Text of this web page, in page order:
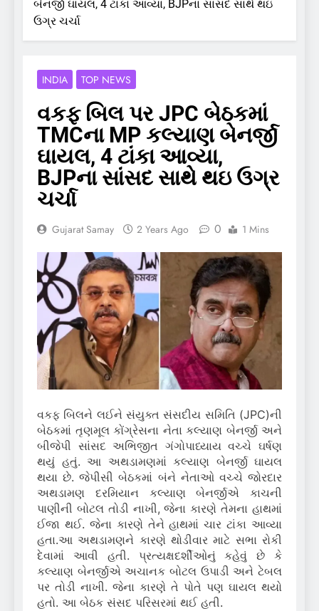
બેનર્જી ઘાયલ, 4 ટાંકા આવ્યા, BJPના સાંસદ સાથે થઇ
ઉગ્ર ચર્ચા
INDIA TOP NEWS
વકફ બિલ પર JPC બેઠકમાં
TMCના MP કલ્યાણ બેનર્જી
ઘાયલ, 4 ટાંકા આવ્યા,
BJPના સાંસદ સાથે થઇ ઉગ્ર
ચર્ચા
Gujarat Samay 2 Years Ago 0 1 Mins
વકફ બિલને લઈને સંયુક્ત સંસદીય સમિતિ (JPC)ની
બેઠકમાં તૃણમૂલ કોંગ્રેસના નેતા કલ્યાણ બેનર્જી અને
બીજેપી સાંસદ અભિજીત ગંગોપાધ્યાય વચ્ચે ઘર્ષણ
થયું હતું. આ અથડામણમાં કલ્યાણ બેનર્જી ઘાયલ
થયા છે.જેપીસી બેઠકમાં બંને નેતાઓ વચ્ચે જોરદાર
અથડામણ દરમિયાન કલ્યાણ બેનર્જીએ કાચની
પાણીની બોટલ તોડી નાખી, જેના કારણે તેમના હાથમાં
ઈજા થઈ. જેના કારણે તેને હાથમાં ચાર ટાંકા આવ્યા
હતા.આ અથડામણને કારણે થોડીવાર માટે સભા રોકી
દેવામાં આવી હતી.
પ્રત્યક્ષદર્શીઓનું કહેવું છે કે
કલ્યાણ બેનર્જીએ અચાનક બોટલ ઉપાડી અને ટેબલ
પર તોડી નાખી. જેના કારણે તે પોતે પણ ઘાયલ થયો
હતો. આ બેઠક સંસદ પરિસરમાં થઈ હતી.